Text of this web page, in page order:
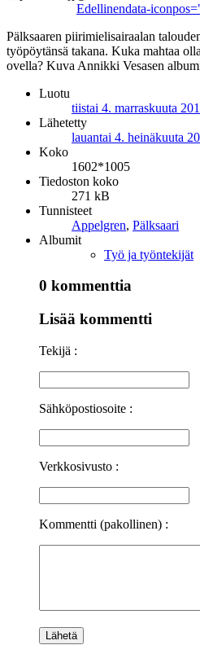
Edellinendata-
Pälksaaren piirimielisairaalan
työpöytänsä takana. Kuka mahtaa
ovella? Kuva Annikki Vesasen
Luotu
tiistai 4. marraskuuta
Lähetetty
lauantai 4. heinäkuuta
Koko
1602*1005
Tiedoston koko
271 kB
Tunnisteet
Appelgren, Pälksaari
Albumit
Työ ja työntekijät
0 kommenttia
Lisää kommentti
Tekijä :
Sähköpostiosoite :
Verkkosivusto :
Kommentti (pakollinen) :